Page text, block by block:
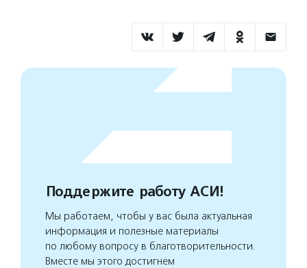
Поддержите работу АСИ!
Мы работаем, чтобы у вас была актуальная
информация и полезные материалы
по любому вопросу в благотворительности.
Вместе мы этого достигнем